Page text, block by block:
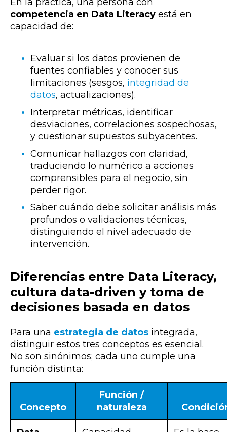
competencia en Data Literacy está en
capacidad de:
Evaluar si los datos provienen de
fuentes confiables y conocer sus
limitaciones (sesgos, integridad de
datos, actualizaciones).
Interpretar métricas, identificar
desviaciones, correlaciones sospechosas,
y cuestionar supuestos subyacentes.
Comunicar hallazgos con claridad,
traduciendo lo numérico a acciones
comprensibles para el negocio, sin
perder rigor.
Saber cuándo debe solicitar análisis más
profundos o validaciones técnicas,
distinguiendo el nivel adecuado de
intervención.
Diferencias entre Data Literacy,
cultura data-driven y toma de
decisiones basada en datos
Para una estrategia de datos integrada,
distinguir estos tres conceptos es esencial.
No son sinónimos; cada uno cumple una
función distinta:
Concepto
Función /
naturaleza